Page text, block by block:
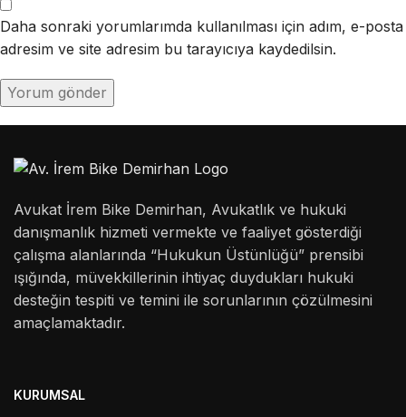
Daha sonraki yorumlarımda kullanılması için adım, e-posta
adresim ve site adresim bu tarayıcıya kaydedilsin.
Avukat İrem Bike Demirhan, Avukatlık ve hukuki
danışmanlık hizmeti vermekte ve faaliyet gösterdiği
çalışma alanlarında “Hukukun Üstünlüğü” prensibi
ışığında, müvekkillerinin ihtiyaç duydukları hukuki
desteğin tespiti ve temini ile sorunlarının çözülmesini
amaçlamaktadır.
KURUMSAL